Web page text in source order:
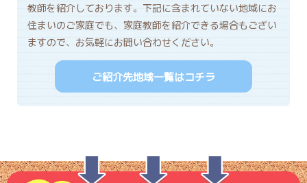
教師を紹介しております。下記に含まれていない地域にお
住まいのご家庭でも、家庭教師を紹介できる場合もござい
ますので、お気軽にお問い合わせください。
ご紹介先地域一覧はコチラ